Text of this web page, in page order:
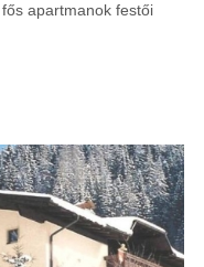
apartmanok festői